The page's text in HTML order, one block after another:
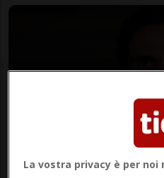
La vostra privacy è per